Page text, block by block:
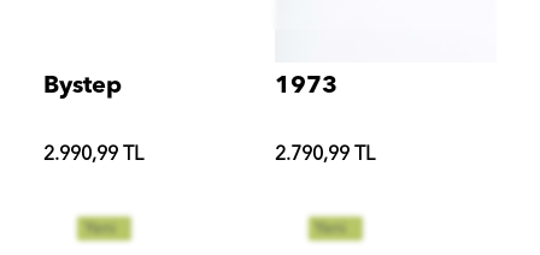
Bystep
2.990,99 TL
1973
2.790,99 TL